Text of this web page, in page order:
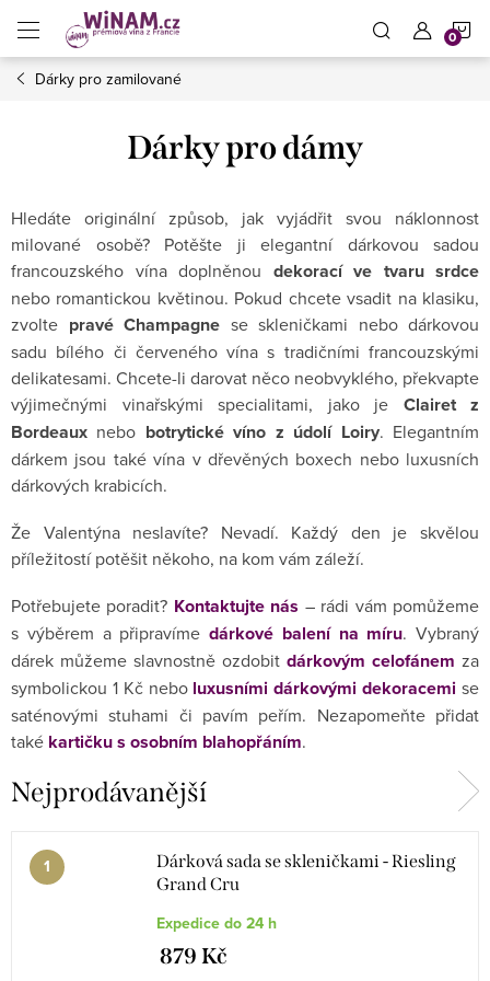
obsah
Dárky pro zamilované
Dárky pro dámy
Hledáte originální způsob, jak vyjádřit svou náklonnost
milované osobě? Potěšte ji elegantní dárkovou sadou
francouzského vína doplněnou dekorací ve tvaru srdce
nebo romantickou květinou. Pokud chcete vsadit na klasiku,
zvolte pravé Champagne se skleničkami nebo dárkovou
sadu bílého či červeného vína s tradičními francouzskými
delikatesami. Chcete-li darovat něco neobvyklého, překvapte
výjimečnými vinařskými specialitami, jako je Clairet z
Bordeaux nebo botrytické víno z údolí Loiry. Elegantním
dárkem jsou také vína v dřevěných boxech nebo luxusních
dárkových krabicích.
Že Valentýna neslavíte? Nevadí. Každý den je skvělou
příležitostí potěšit někoho, na kom vám záleží.
Potřebujete poradit? Kontaktujte nás – rádi vám pomůžeme
s výběrem a připravíme dárkové balení na míru. Vybraný
dárek můžeme slavnostně ozdobit dárkovým celofánem za
symbolickou 1 Kč nebo luxusními dárkovými dekoracemi se
saténovými stuhami či pavím peřím. Nezapomeňte přidat
také kartičku s osobním blahopřáním.
Nejprodávanější
Dárková sada se skleničkami - Riesling
Grand Cru
Expedice do 24 h
879 Kč